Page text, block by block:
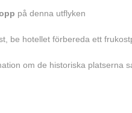
på denna utflyken
be hotellet förbereda ett
om de historiska platserna